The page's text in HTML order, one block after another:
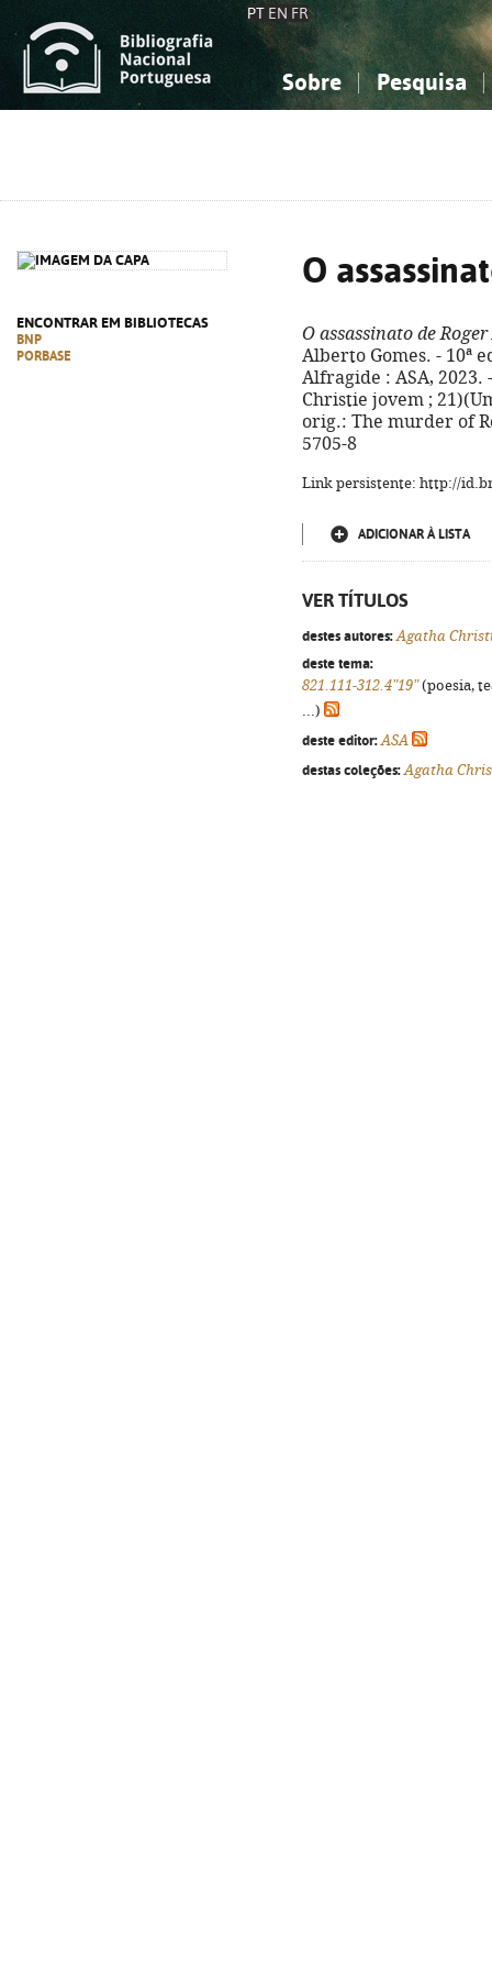
PT EN FR
Sobre Pesquisa
ENCONTRAR EM BIBLIOTECAS
BNP
PORBASE
O
O assassinato de
Alberto Gomes. - 10ª
Alfragide : ASA, 2023.
Christie jovem ;
orig.: The murder of
5705-8
Link persistente: http://
ADICIONAR À LISTA
VER TÍTULOS
destes autores: Agatha
deste tema:
821.111-312.4"19"(poesia,
...)
deste editor: ASA
destas coleções: Agatha